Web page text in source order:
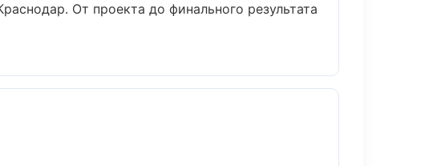
От проекта до финального результата